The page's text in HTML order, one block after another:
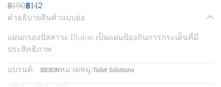
฿190฿142
คำอธิบายสินค้าแบบย่อ
แผ่นกรองปัสสาวะ Bioion เป็นแผ่นป้องกันการกระเด็นที่มี
ประสิทธิภาพ
แบรนด์: BIOIONหมวดหมู่:Toilet Solutions